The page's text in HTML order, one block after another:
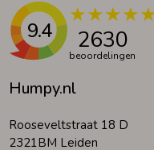
Humpy.nl
Rooseveltstraat 18 D
2321BM Leiden
9.4 2630
beoordelingen